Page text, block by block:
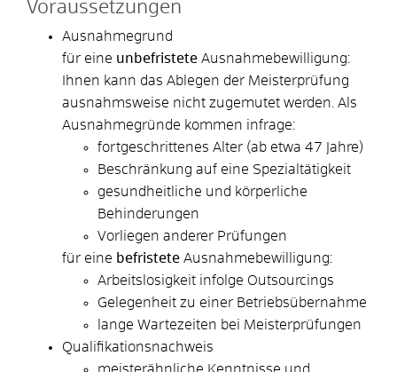
Voraussetzungen
Ausnahmegrund
für eine unbefristete Ausnahmebewilligung:
Ihnen kann das Ablegen der Meisterprüfung
ausnahmsweise nicht zugemutet werden. Als
Ausnahmegründe kommen infrage:
fortgeschrittenes Alter (ab etwa 47 Jahre)
Beschränkung auf eine Spezialtätigkeit
gesundheitliche und körperliche
Behinderungen
Vorliegen anderer Prüfungen
für eine befristete Ausnahmebewilligung:
Arbeitslosigkeit infolge Outsourcings
Gelegenheit zu einer Betriebsübernahme
lange Wartezeiten bei Meisterprüfungen
Qualifikationsnachweis
meisterähnliche Kenntnisse und